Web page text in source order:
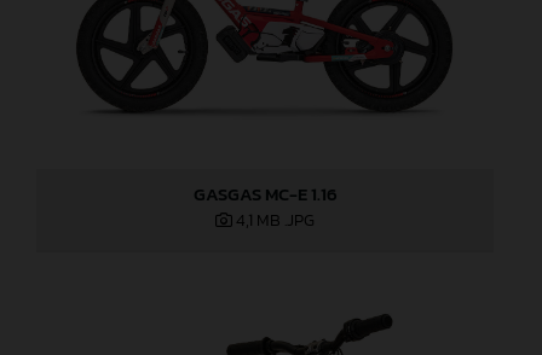
GASGAS MC-E 1.16
4,1 MB .JPG